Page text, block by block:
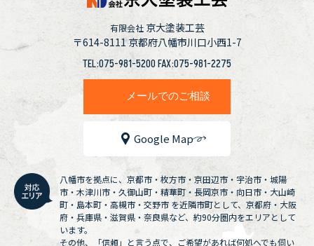
有限会社 京大塗装工芸
〒614-8111京都府八幡市川口小西1-7
TEL:075-981-5200 FAX:075-981-2275
メールでのご相談
Google Map
八幡市を拠点に、京都市・枚方市・京田辺市・宇治市・城陽
市・木津川市・久御山町・精華町・長岡京市・向日市・大山崎
町・島本町・高槻市・交野市 を近隣市町として、京都府・大阪
府・兵庫県・滋賀県・奈良県など、約90分圏内をエリアとして
います。
その他、「信頼」と言う点で、ご希望があれば何処へでも伺い